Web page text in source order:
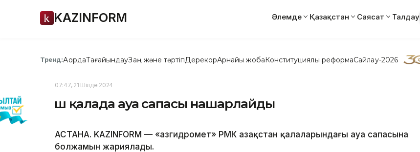
KAZINFORM Әлемде Қазақстан Саясат Талдау
Тренд:АқордаТағайындауЗаң және тәртіпДерекқорАрнайы жобаКонституциялық реформаСайлау-2026
07:47, 21 Шілде 2024
Үш қалада ауа сапасы нашарлайды
АСТАНА. KAZINFORM — «Қазгидромет» РМК Қазақстан қалаларындағы ауа сапасына
болжамын жариялады.